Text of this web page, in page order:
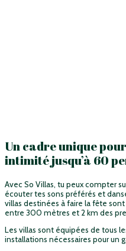
Un cadre unique
intimité jusqu’à 60
Avec So Villas, tu peux compter
écouter tes sons préférés et
villas destinées à faire la fête
entre 300 mètres et 2 km des
Les villas sont équipées de tous
installations nécessaires pour un